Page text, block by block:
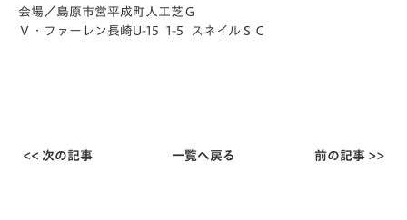
会場／島原市営平成町人工芝Ｇ
Ｖ・ファーレン長崎U-15 1-5 スネイルＳＣ
<< 次の記事 一覧へ戻る 前の記事 >>